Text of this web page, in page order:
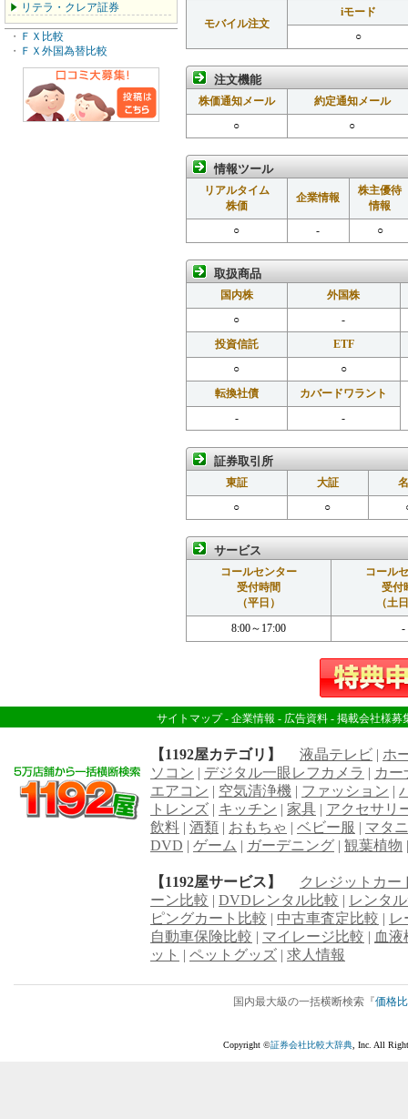
リテラ・クレア証券
・ ＦＸ比較
・ ＦＸ外国為替比較
モバイル注文
iモード
○
注文機能
株価通知メール
約定通知メール
○
○
情報ツール
リアルタイム
株価
企業情報
株主優待
情報
○
- ○
取扱商品
国内株
外国株
○
-
投資信託
ETF
○
○
転換社債
カバードワラント
-
-
証券取引所
東証 大証
○
○
サービス
コールセンター
受付時間
（平日）
コール
受付
（土
8:00～17:00
-
サイトマップ- 企業情報 - 広告資料- 掲載会社様募
【1192屋カテゴリ】 液晶テレビ | ホ
ソコン | デジタル一眼レフカメラ | カー
エアコン | 空気清浄機 | ファッション |
トレンズ | キッチン | 家具 | アクセサリ
飲料 | 酒類 | おもちゃ | ベビー服 | マタ
DVD | ゲーム | ガーデニング | 観葉植物
【1192屋サービス】
クレジットカー
ーン比較 | DVDレンタル比較 | レンタ
ピングカート比較 | 中古車査定比較 | レ
自動車保険比較 | マイレージ比較 | 血液
ット | ペットグッズ | 求人情報
国内最大級の一括横断検索『価格
Copyright ©証券会社比較大辞典 , Inc. All